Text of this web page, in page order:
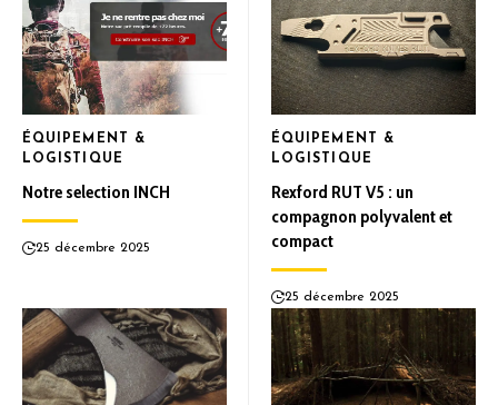
ÉQUIPEMENT &
LOGISTIQUE
Notre selection INCH
25 décembre 2025
ÉQUIPEMENT &
LOGISTIQUE
Rexford RUT V5 : un
compagnon polyvalent et
compact
25 décembre 2025